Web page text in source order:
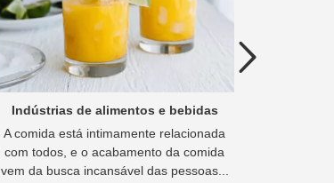
Indústrias de alimentos e bebidas
A comida está intimamente relacionada
com todos, e o acabamento da comida
vem da busca incansável das pessoas...
Previous